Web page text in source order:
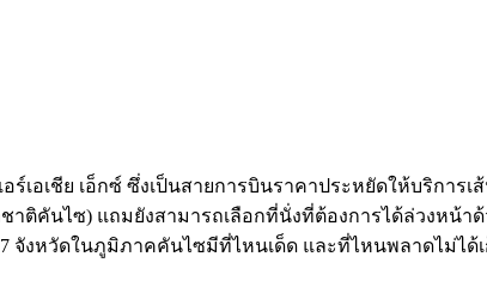
อเชีย เอ็กซ์ ซึ่งเป็นสายการบินราคาประหยัดให้บริการ
คันไซ) แถมยังสามารถเลือกที่นั่งที่ต้องการได้ล่วงหน้าด้
จังหวัดในภูมิภาคคันไซมีที่ไหนเด็ด และที่ไหนพลาดไม่ได้